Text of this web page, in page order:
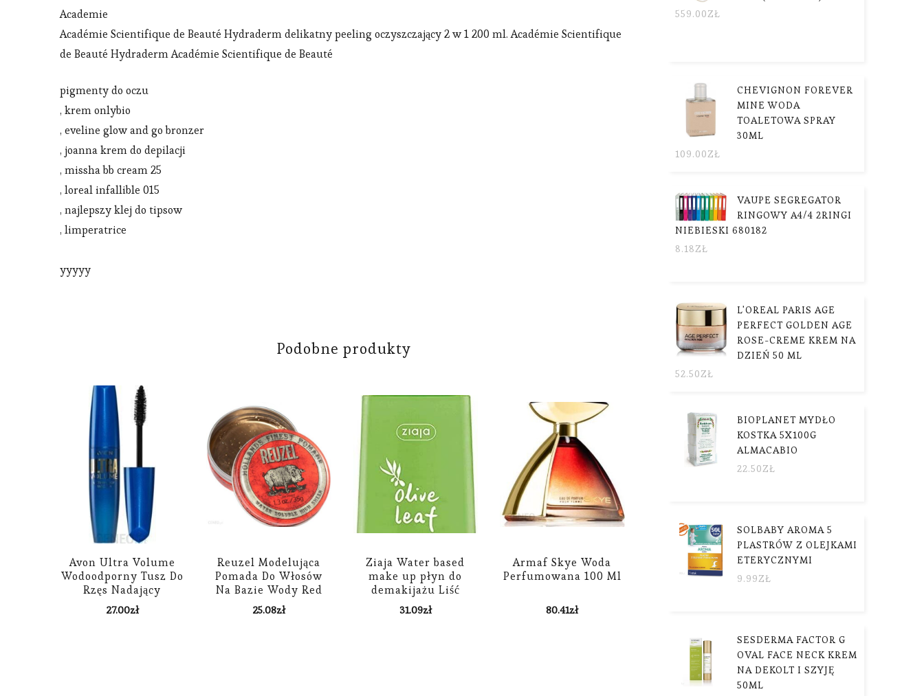
Academie
Académie Scientifique de Beauté Hydraderm delikatny peeling oczyszczający 2 w 1 200 ml. Académie Scientifique
de Beauté Hydraderm Académie Scientifique de Beauté
pigmenty do oczu
, krem onlybio
, eveline glow and go bronzer
, joanna krem do depilacji
, missha bb cream 25
, loreal infallible 015
, najlepszy klej do tipsow
, limperatrice
yyyyy
Podobne produkty
Avon Ultra Volume
Wodoodporny Tusz Do
Rzęs Nadający
Objętość I
Podkręcający Odcień
27.00zł
Reuzel Modelująca
Pomada Do Włosów
Na Bazie Wody Red
Piglet 35G
25.08zł
Ziaja Water based
make up płyn do
demakijażu Liść
Oliwny 120 ml
31.09zł
Armaf Skye Woda
Perfumowana 100 Ml
80.41zł
559.00ZŁ
CHEVIGNON FOREVER
MINE WODA
TOALETOWA SPRAY
30ML
109.00ZŁ
VAUPE SEGREGATOR
RINGOWY A4/4 2RINGI
NIEBIESKI 680182
8.18ZŁ
L'OREAL PARIS AGE
PERFECT GOLDEN AGE
ROSE-CREME KREM NA
DZIEŃ 50 ML
52.50ZŁ
BIOPLANET MYDŁO
KOSTKA 5X100G
ALMACABIO
22.50ZŁ
SOLBABY AROMA 5
PLASTRÓW Z OLEJKAMI
ETERYCZNYMI
9.99ZŁ
SESDERMA FACTOR G
OVAL FACE NECK KREM
NA DEKOLT I SZYJĘ
50ML